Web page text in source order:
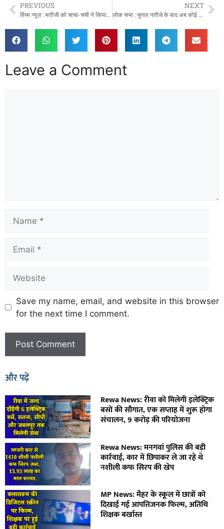
PREVIOUS
विंध्य न्यूज़ : भतीजी को चाचा-चची ने किया अपहरण
NEXT
लोक सभा : चुनाव नतीजे के बाद अब कोई भी राहुल को पप्पू नहीं बोलेगा ‘ शरद पवार’
Leave a Comment
Save my name, email, and website in this browser
for the next time I comment.
और पढ़ें
Rewa News: रीवा को मिलेगी इलेक्ट्रिक
बसों की सौगात, एक सप्ताह में शुरू होगा
संचालन, 9 करोड़ की परियोजना
Rewa News: मनगवां पुलिस की बड़ी
कार्रवाई, कार में छिपाकर ले जा रहे थे
नशीली कफ सिरप की खेप
MP News: मैहर के स्कूल में छात्रों को
दिखाई गई आपत्तिजनक फिल्म, अतिथि
शिक्षक बर्खास्त